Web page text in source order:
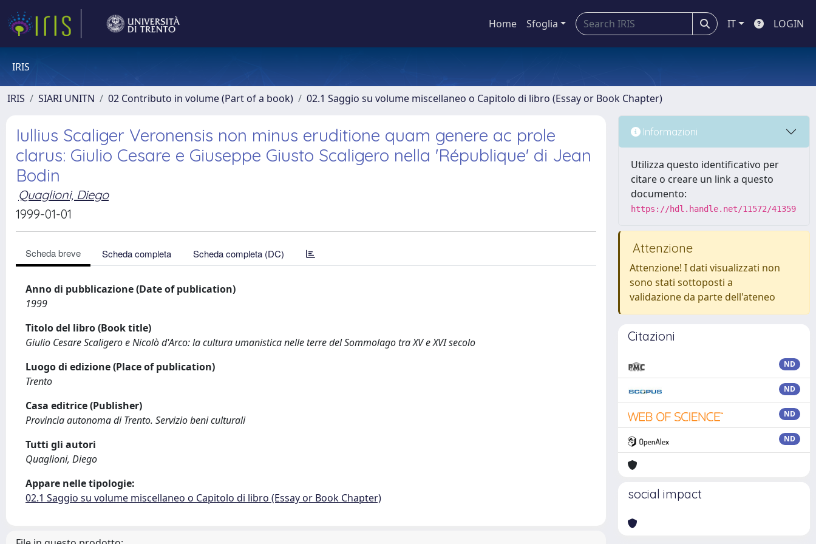
Home Sfoglia IT LOGIN
IRIS
IRIS SIARI UNITN 02 Contributo in volume (Part of a book) 02.1 Saggio su volume miscellaneo o Capitolo di libro (Essay or Book Chapter)
Iullius Scaliger Veronensis non minus eruditione quam genere ac prole
clarus: Giulio Cesare e Giuseppe Giusto Scaligero nella 'République' di Jean
Bodin
Quaglioni, Diego
1999-01-01
Scheda breve Scheda completa Scheda completa (DC)
Anno di pubblicazione (Date of publication)
1999
Titolo del libro (Book title)
Giulio Cesare Scaligero e Nicolò d'Arco: la cultura umanistica nelle terre del Sommolago tra XV e XVI secolo
Luogo di edizione (Place of publication)
Trento
Casa editrice (Publisher)
Provincia autonoma di Trento. Servizio beni culturali
Tutti gli autori
Quaglioni, Diego
Appare nelle tipologie:
02.1 Saggio su volume miscellaneo o Capitolo di libro (Essay or Book Chapter)
Informazioni
Utilizza questo identificativo per
citare o creare un link a questo
documento:
https://hdl.handle.net/11572/41359
Attenzione
Attenzione! I dati visualizzati non
sono stati sottoposti a
validazione da parte dell'ateneo
Citazioni
ND
ND
ND
ND
social impact